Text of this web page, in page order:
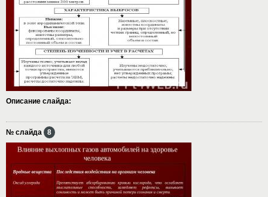
Описание слайда:
№ слайда 8